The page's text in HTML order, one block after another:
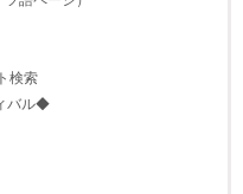
検索
バル◆